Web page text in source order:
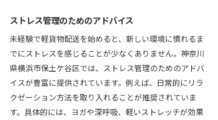
ストレス管理のためのアドバイス
未経験で軽貨物配送を始めると、新しい環境に慣れるま
でにストレスを感じることが少なくありません。神奈川
県横浜市保土ケ谷区では、ストレス管理のためのアドバ
イスが豊富に提供されています。例えば、日常的にリラ
クゼーション方法を取り入れることが推奨されていま
す。具体的には、ヨガや深呼吸、軽いストレッチが効果